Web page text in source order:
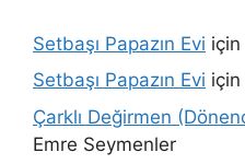
Setbaşı Papazın Evi için
Setbaşı Papazın Evi için
Çarklı Değirmen
Emre Seymenler